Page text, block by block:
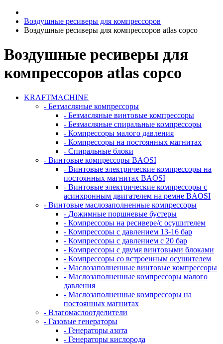
Воздушные ресиверы для компрессоров
Воздушные ресиверы для компрессоров atlas copco
Воздушные ресиверы для
компрессоров atlas copco
KRAFTMACHINE
- Безмасляные компрессоры
- Безмасляные винтовые компрессоры
- Безмасляные спиральные компрессоры
- Компрессоры малого давления
- Компрессоры на постоянных магнитах
- Спиральные блоки
- Винтовые компрессоры BAOSI
- Винтовые электрические компрессоры на
постоянных магнитах BAOSI
- Винтовые электрические компрессоры с
асинхронным двигателем на ремне BAOSI
- Винтовые маслозаполненные компрессоры
- Дожимные поршневые бустеры
- Компрессоры на ресивере/с осушителем
- Компрессоры с давлением 13-16 бар
- Компрессоры с давлением с 20 бар
- Компрессоры с двумя винтовыми блоками
- Компрессоры со встроенным осушителем
- Маслозаполненные винтовые компрессоры
- Маслозаполненные компрессоры малого
давления
- Маслозаполненные компрессоры на
постоянных магнитах
- Влагомаслоотделители
- Газовые генераторы
- Генераторы азота
- Генераторы кислорода